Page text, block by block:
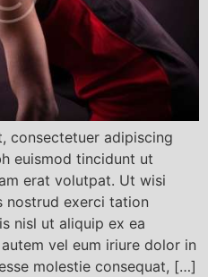
consectetuer adipiscing
euismod tincidunt ut
erat volutpat. Ut wisi
nostrud exerci tation
nisl ut aliquip ex ea
vel eum iriure dolor in
molestie consequat, […]